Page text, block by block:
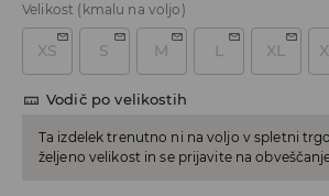
Velikost (kmalu na voljo)
XS S M L XL
Vodič po velikostih
Ta izdelek trenutno ni na voljo v spletni
željeno velikost in se prijavite na